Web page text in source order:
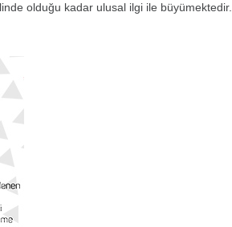
olduğu kadar ulusal ilgi ile büyümektedir.